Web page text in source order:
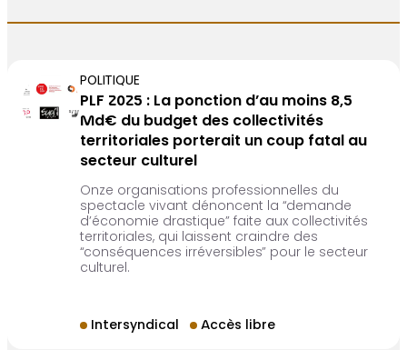
POLITIQUE
PLF 2025 : La ponction d’au moins 8,5
Md€ du budget des collectivités
territoriales porterait un coup fatal au
secteur culturel
Onze organisations professionnelles du
spectacle vivant dénoncent la “demande
d’économie drastique” faite aux collectivités
territoriales, qui laissent craindre des
“conséquences irréversibles” pour le secteur
culturel.
Intersyndical Accès libre